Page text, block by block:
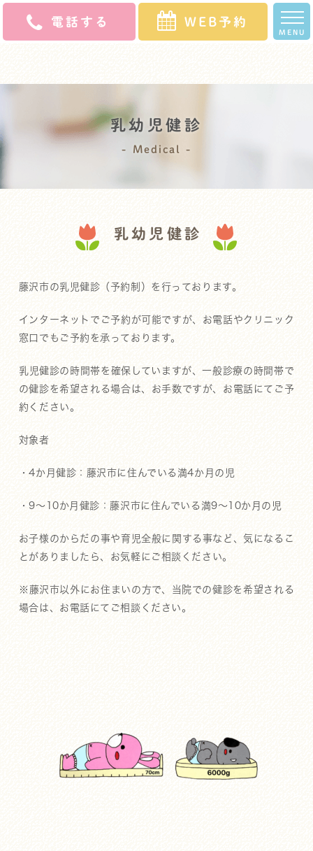
電話する WEB予約
MENU
乳幼児健診
Medical
乳幼児健診
藤沢市の乳児健診（予約制）を行っております。
インターネットでご予約が可能ですが、お電話やクリニック
窓口でもご予約を承っております。
乳児健診の時間帯を確保していますが、一般診療の時間帯で
の健診を希望される場合は、お手数ですが、お電話にてご予
約ください。
対象者
・4か月健診：藤沢市に住んでいる満4か月の児
・9～10か月健診：藤沢市に住んでいる満9～10か月の児
お子様のからだの事や育児全般に関する事など、気になるこ
とがありましたら、お気軽にご相談ください。
※藤沢市以外にお住まいの方で、当院での健診を希望される
場合は、お電話にてご相談ください。